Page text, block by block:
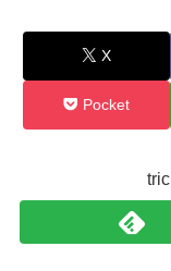
X
Pocket